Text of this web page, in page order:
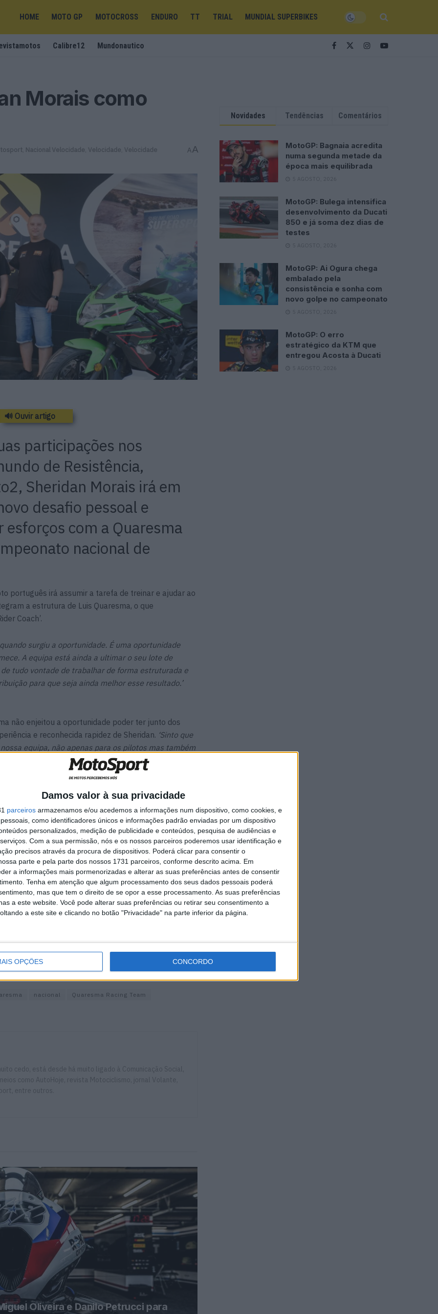
Damos valor à sua privacidade
parceiros armazenamos e/ou acedemos a informações num dispositivo, como cookies, e
como identificadores únicos e informações padrão enviadas por um dispositivo
personalizados, medição de publicidade e conteúdos, pesquisa de audiências e
Com a sua permissão, nós e os nossos parceiros poderemos usar identificação e
precisos através da procura de dispositivos. Poderá clicar para consentir o
parte e pela parte dos nossos 1731 parceiros, conforme descrito acima. Em
a informações mais pormenorizadas e alterar as suas preferências antes de consentir
Tenha em atenção que algum processamento dos seus dados pessoais poderá
mas que tem o direito de se opor a esse processamento. As suas preferências
a este website. Você pode alterar suas preferências ou retirar seu consentimento a
a este site e clicando no botão "Privacidade" na parte inferior da página.
OPÇÕES CONCORDO
HOME MOTO GP MOTOCROSS ENDURO TT TRIAL MUNDIAL SUPERBIKES
Calibre12 Mundonautico
Morais como
Nacional Velocidade Velocidade Velocidade AA
🔊 Ouvir artigo
participações nos
de Resistência,
Sheridan Morais irá em
desafio pessoal e
com a Quaresma
nacional de
português irá assumir a tarefa de treinar e ajudar ao
a estrutura de Luis Quaresma, o que
Coach’.
surgiu a oportunidade. É uma oportunidade
A equipa está ainda a ultimar o seu lote de
tudo vontade de trabalhar de forma estruturada e
para que seja ainda melhor esse resultado.’
não enjeitou a oportunidade poder ter junto dos
e reconhecida rapidez de Sheridan. ‘Sinto que
equipa, não apenas para os pilotos mas também
equipa que certamente terão muito a aprender com
o mentor do projecto que em 2022 terá ainda mais
a
e
WSBK: Iker Lecuona não
fecha a porta ao MotoGP ‘Se
surgir uma oportunidade,
aceito’
4 AGOSTO, 2026
que irão ‘vestir’ as cores da equipa no próximo ano,
a ‘crescer’ na sua pilotagem e abordagem á
nacional
Quaresma Racing Team
cedo, está desde há muito ligado à Comunicação Social,
como AutoHoje, revista Motociclismo, jornal Volante,
entre outros.
Oliveira e Danilo Petrucci para
Novidades Tendências Comentários
MotoGP: Bagnaia acredita
numa segunda metade da
época mais equilibrada
5 AGOSTO, 2026
MotoGP: Bulega intensifica
desenvolvimento da Ducati
850 e já soma dez dias de
testes
5 AGOSTO, 2026
MotoGP: Ai Ogura chega
embalado pela
consistência e sonha com
novo golpe no campeonato
5 AGOSTO, 2026
MotoGP: O erro
estratégico da KTM que
entregou Acosta à Ducati
5 AGOSTO, 2026